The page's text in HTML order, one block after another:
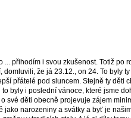
přihodím i svou zkušenost. Totiž po
že já 23.12., on 24. To byly
přátelé pod sluncem. Stejně ty děti
byly i poslední vánoce, které jsme
své děti obecně projevuje zájem
jako narozeniny a svátky a byť je